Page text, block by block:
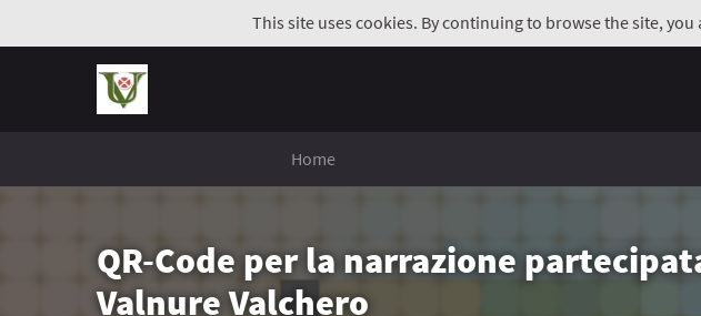
This site uses cookies. By continuing to browse the site,
Home
QR-Code per la narrazione
Valnure Valchero